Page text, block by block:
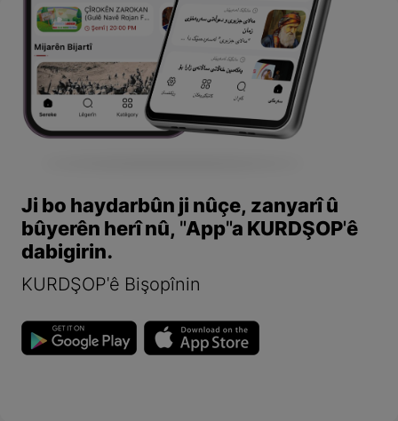
Ji bo haydarbûn ji nûçe, zanyarî û
bûyerên herî nû, "App"a KURDŞOP'ê
dabigirin.
KURDŞOP'ê Bişopînin